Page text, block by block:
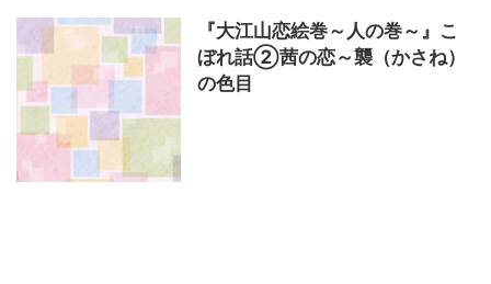
『大江山恋絵巻～人の巻～』こ
ぼれ話②茜の恋～襲（かさね）
の色目